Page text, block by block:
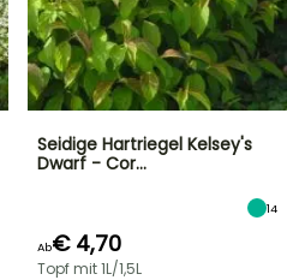
Seidige Hartriegel Kelsey's
Dwarf - Cor…
14
Ab€ 4,70
Topf mit 1L/1,5L